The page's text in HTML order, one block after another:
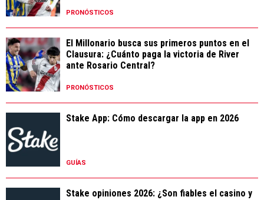
PRONÓSTICOS
El Millonario busca sus primeros puntos en el
Clausura: ¿Cuánto paga la victoria de River
ante Rosario Central?
PRONÓSTICOS
Stake App: Cómo descargar la app en 2026
GUÍAS
Stake opiniones 2026: ¿Son fiables el casino y